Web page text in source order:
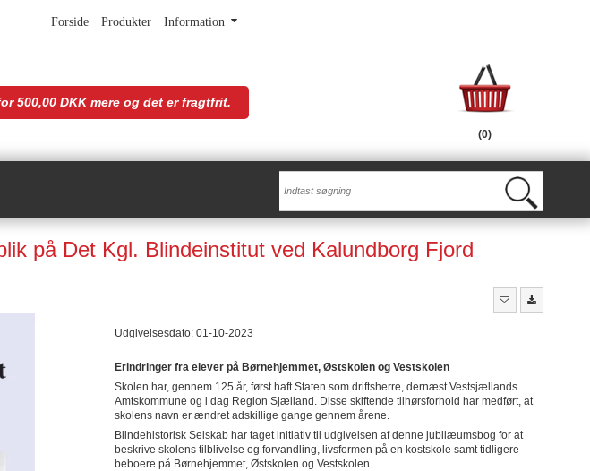
Forside Produkter Information
500,00 DKK mere og det er fragtfrit.
(0)
på Det Kgl. Blindeinstitut ved Kalundborg Fjord
Udgivelsesdato: 01-10-2023
Erindringer fra elever på Børnehjemmet, Østskolen og Vestskolen
Skolen har, gennem 125 år, først haft Staten som driftsherre, dernæst Vestsjællands
Amtskommune og i dag Region Sjælland. Disse skiftende tilhørsforhold har medført, at
skolens navn er ændret adskillige gange gennem årene.
Blindehistorisk Selskab har taget initiativ til udgivelsen af denne jubilæumsbog for at
beskrive skolens tilblivelse og forvandling, livsformen på en kostskole samt tidligere
beboere på Børnehjemmet, Østskolen og Vestskolen.